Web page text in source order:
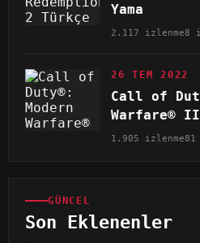
Yama
2.117 izlenme8
26 TEM 2022
Call of
Warfare® II
1.905 izlenme81
GÜNCEL
Son Eklenenler